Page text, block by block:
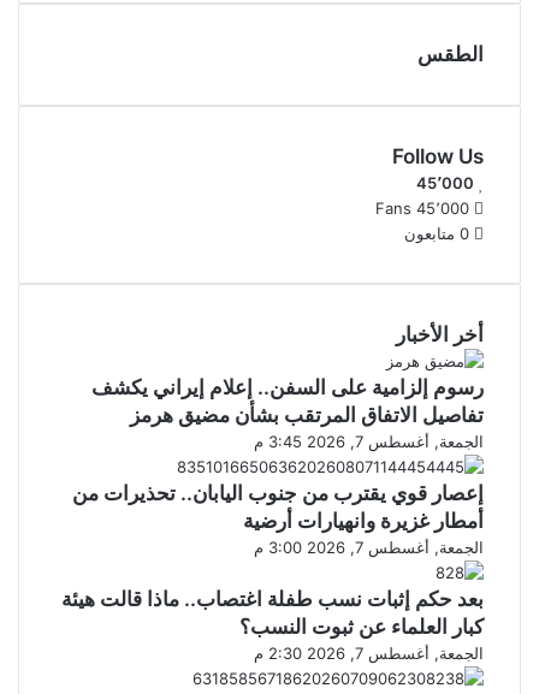
الطقس
Follow Us
45٬000
45٬000 Fans
0 متابعون
أخر الأخبار
رسوم إلزامية على السفن.. إعلام إيراني يكشف
تفاصيل الاتفاق المرتقب بشأن مضيق هرمز
الجمعة, أغسطس 7, 2026 3:45 م
إعصار قوي يقترب من جنوب اليابان.. تحذيرات من
أمطار غزيرة وانهيارات أرضية
الجمعة, أغسطس 7, 2026 3:00 م
بعد حكم إثبات نسب طفلة اغتصاب.. ماذا قالت هيئة
كبار العلماء عن ثبوت النسب؟
الجمعة, أغسطس 7, 2026 2:30 م